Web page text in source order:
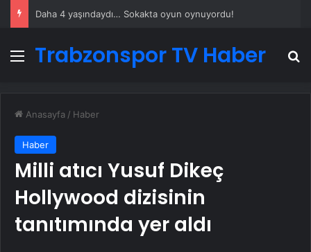
Daha 4 yaşındaydı… Sokakta oyun oynuyordu!
Menü
Trabzonspor TV Haber
Anasayfa / Haber
Haber
Milli atıcı Yusuf Dikeç
Hollywood dizisinin
tanıtımında yer aldı